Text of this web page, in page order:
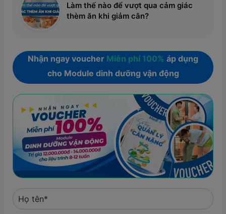
Làm thế nào để vượt qua cảm giác
thèm ăn khi giảm cân?
Nhận ngay voucher Miễn phí 100% áp dụng
cho Module dinh dưỡng vận động